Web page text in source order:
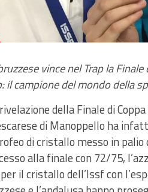
vince nel Trap la
il campione del mondo della
della Finale di
di Manoppello ha
di cristallo messo in palio
alla finale con 72/75,
il cristallo dell’Issf con